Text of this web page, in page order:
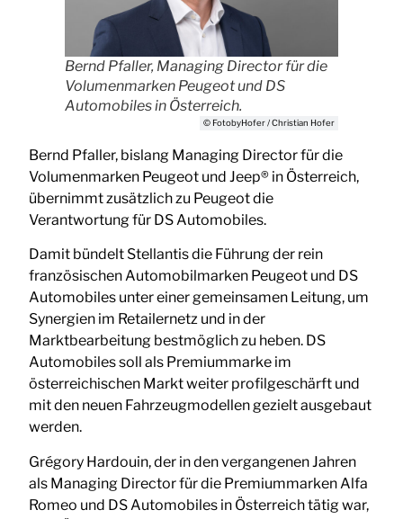
Bernd Pfaller, Managing Director für die
Volumenmarken Peugeot und DS
Automobiles in Österreich.
© FotobyHofer / Christian Hofer
Bernd Pfaller, bislang Managing Director für die
Volumenmarken Peugeot und Jeep® in Österreich,
übernimmt zusätzlich zu Peugeot die
Verantwortung für DS Automobiles.
Damit bündelt Stellantis die Führung der rein
französischen Automobilmarken Peugeot und DS
Automobiles unter einer gemeinsamen Leitung, um
Synergien im Retailernetz und in der
Marktbearbeitung bestmöglich zu heben. DS
Automobiles soll als Premiummarke im
österreichischen Markt weiter profilgeschärft und
mit den neuen Fahrzeugmodellen gezielt ausgebaut
werden.
Grégory Hardouin, der in den vergangenen Jahren
als Managing Director für die Premiummarken Alfa
Romeo und DS Automobiles in Österreich tätig war,